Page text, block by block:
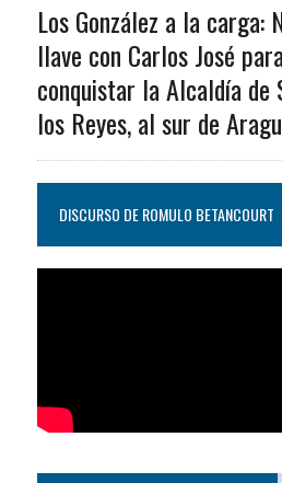
Los González a la carga:
llave con Carlos José
conquistar la Alcaldía de
los Reyes, al sur de
DISCURSO DE ROMULO BETANCOURT